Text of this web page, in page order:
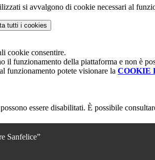
si avvalgono di cookie necessari al
tutti i cookies
cookie consentire.
il funzionamento della piattaforma e non è
funzionamento potete visionare la COOKIE
essere disabilitati. È possibile
Sanfelice”